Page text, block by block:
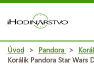
Úvod > Pandora >
Korálik Pandora Star Wars